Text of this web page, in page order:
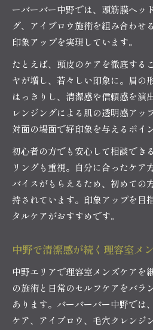
ーバーバー中野では、頭筋膜ヘッ
グ、アイブロウ施術を組み合わせ
印象アップを実現しています。
たとえば、頭皮のケアを徹底する
ヤが増し、若々しい印象に。眉の
はっきりし、清潔感や信頼感を演
レンジングによる肌の透明感アッ
対面の場面で好印象を与えるポイ
初心者の方でも安心して相談でき
リングも重視。自分に合ったケア
バイスがもらえるため、初めての
持されています。印象アップを目
タルケアがおすすめです。
中野で清潔感が続く理容室メ
中野エリアで理容室メンズケアを
の施術と日常のセルフケアをバラ
あります。バーバーバー中野では
ケア、アイブロウ、毛穴クレンジ